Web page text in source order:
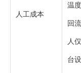
人工成本
温
回
人
台